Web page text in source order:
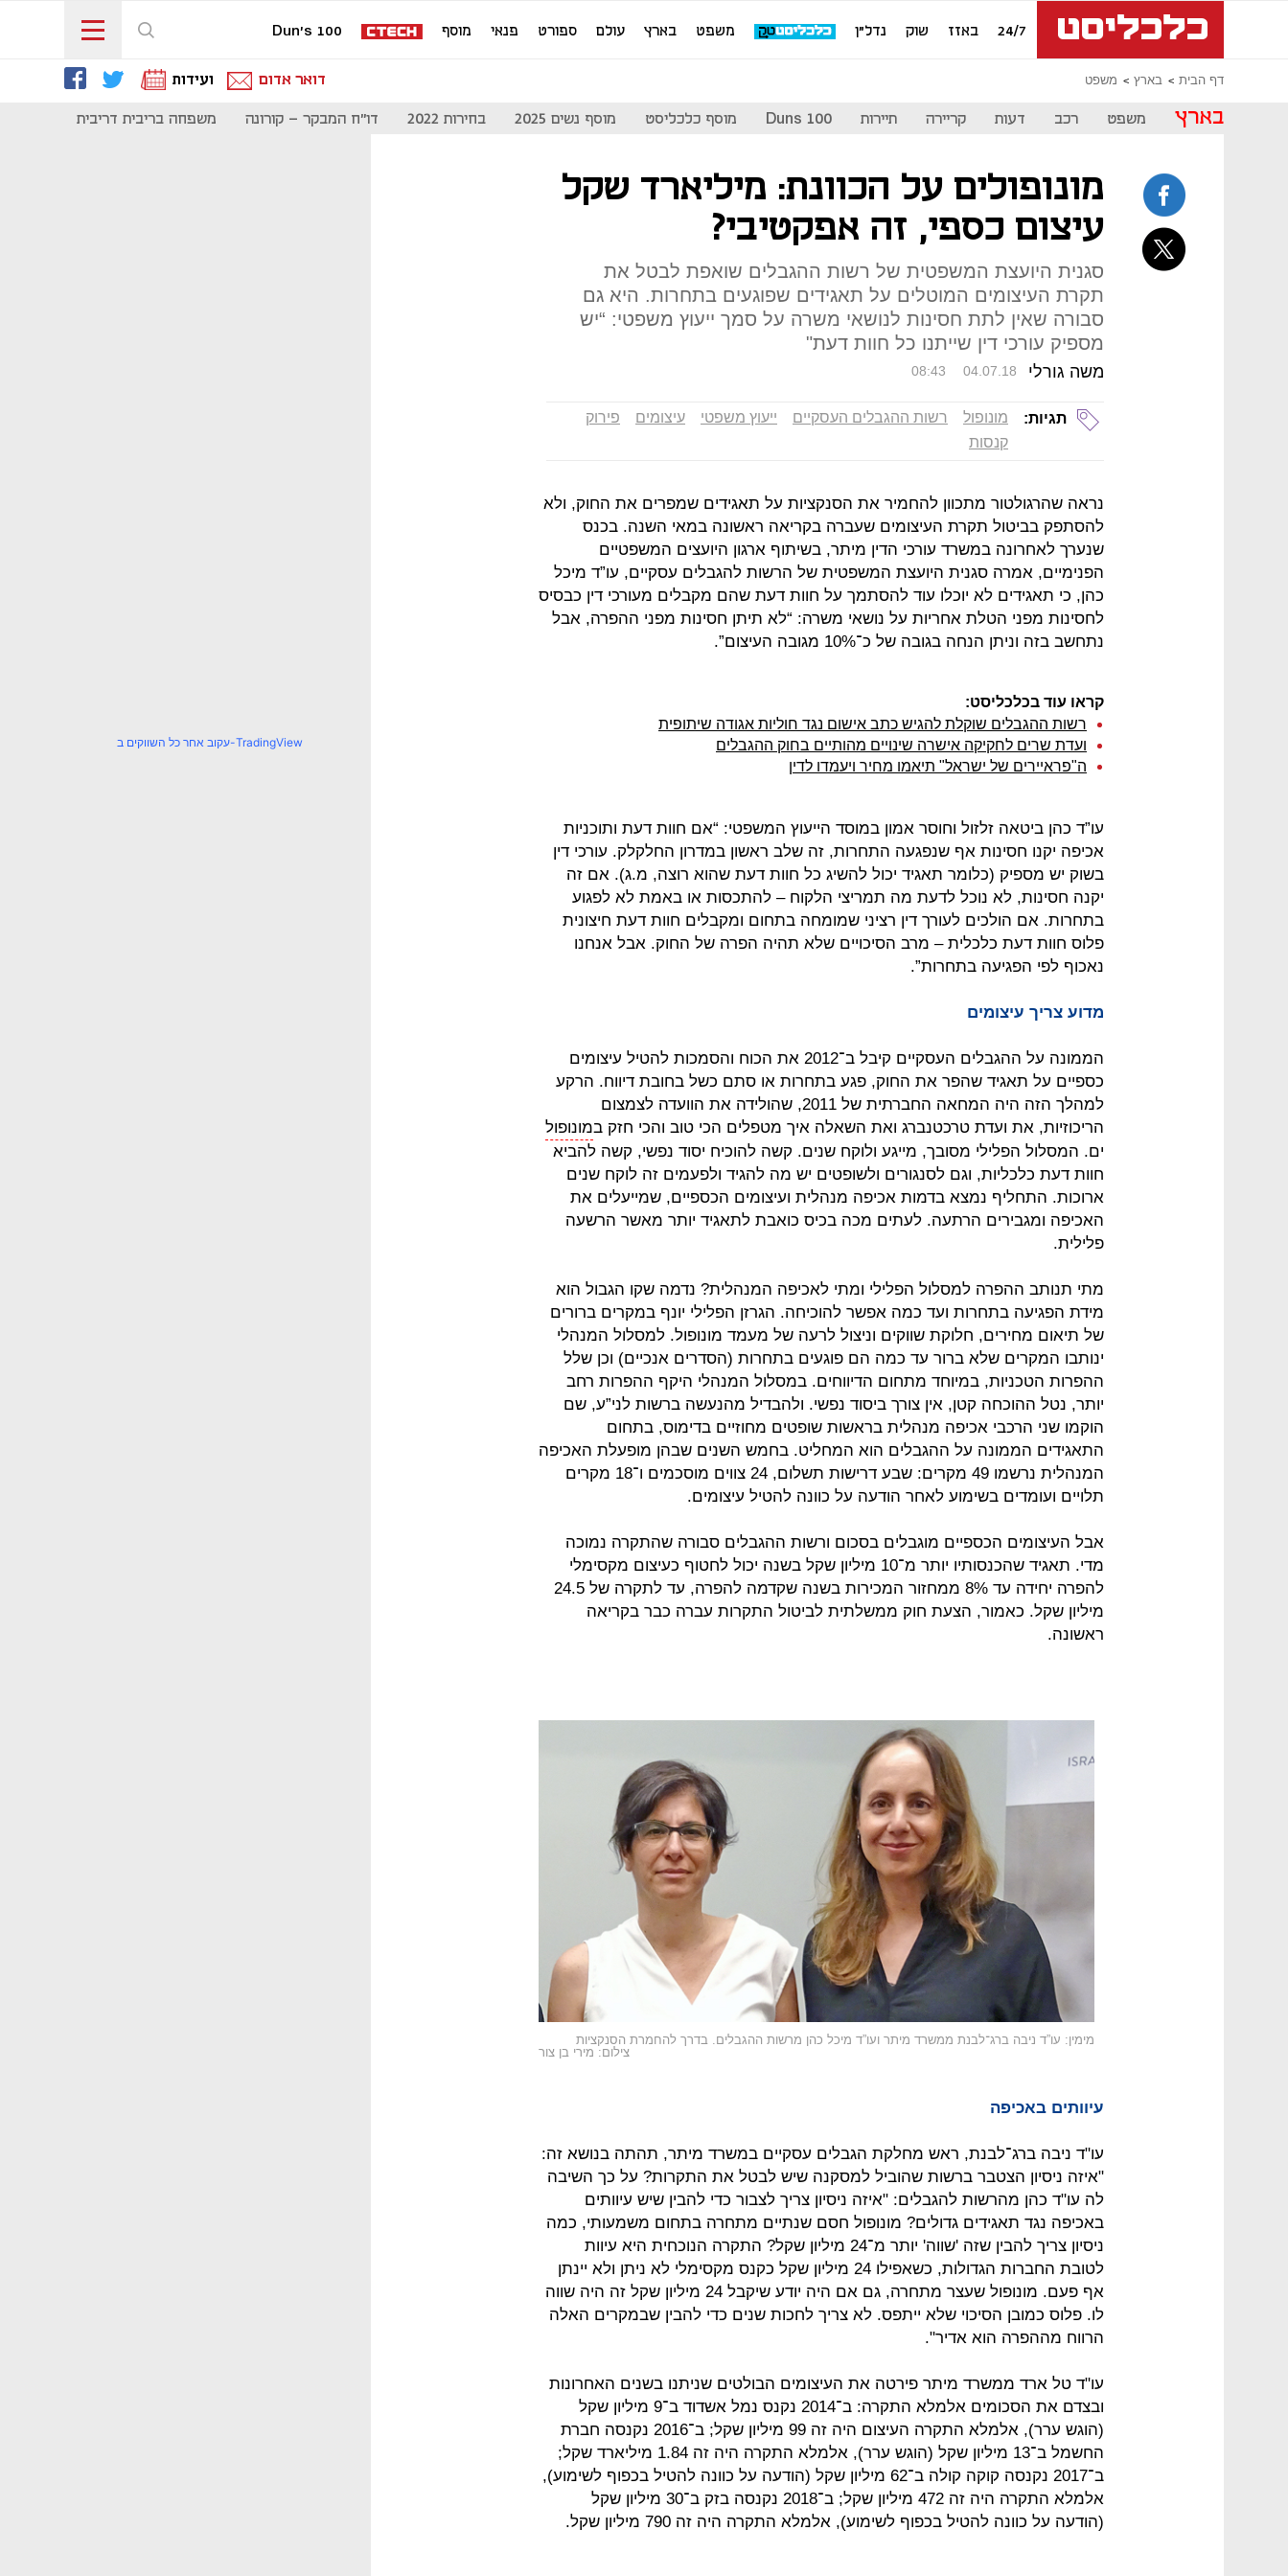
24/7 באזז שוק נדל"ן משפט בארץ עולם ספורט פנאי מוסף Dun's 100
דף הבית בארץ משפט דואר אדום ועידות
בארץ משפט רכב דעות קריירה תיירות Duns 100 מוסף כלכליסט מוסף נשים 2025 בחירות 2022 דו"ח המבקר - קורונה משפחה בריבית דריבית
מונופולים על הכוונת: מיליארד שקל
עיצום כספי, זה אפקטיבי?
סגנית היועצת המשפטית של רשות ההגבלים שואפת לבטל את
תקרת העיצומים המוטלים על תאגידים שפוגעים בתחרות. היא גם
סבורה שאין לתת חסינות לנושאי משרה על סמך ייעוץ משפטי: “יש
מספיק עורכי דין שייתנו כל חוות דעת"
משה גורלי 08:43 04.07.18
תגיות: מונופול רשות ההגבלים העסקיים ייעוץ משפטי עיצומים
פירוק
קנסות
נראה שהרגולטור מתכוון להחמיר את הסנקציות על תאגידים שמפרים את החוק, ולא
להסתפק בביטול תקרת העיצומים שעברה בקריאה ראשונה במאי השנה. בכנס
שנערך לאחרונה במשרד עורכי הדין מיתר, בשיתוף ארגון היועצים המשפטיים
הפנימיים, אמרה סגנית היועצת המשפטית של הרשות להגבלים עסקיים, עו”ד מיכל
כהן, כי תאגידים לא יוכלו עוד להסתמך על חוות דעת שהם מקבלים מעורכי דין כבסיס
לחסינות מפני הטלת אחריות על נושאי משרה: “לא תיתן חסינות מפני ההפרה, אבל
נתחשב בזה וניתן הנחה בגובה של כ־10% מגובה העיצום”.
קראו עוד בכלכליסט:
רשות ההגבלים שוקלת להגיש כתב אישום נגד חוליות אגודה שיתופית
ועדת שרים לחקיקה אישרה שינויים מהותיים בחוק ההגבלים
ה"פראיירים של ישראל" תיאמו מחיר ויעמדו לדין
עו”ד כהן ביטאה זלזול וחוסר אמון במוסד הייעוץ המשפטי: “אם חוות דעת ותוכניות
אכיפה יקנו חסינות אף שנפגעה התחרות, זה שלב ראשון במדרון החלקלק. עורכי דין
בשוק יש מספיק (כלומר תאגיד יכול להשיג כל חוות דעת שהוא רוצה, מ.ג). אם זה
יקנה חסינות, לא נוכל לדעת מה תמריצי הלקוח – להתכסות או באמת לא לפגוע
בתחרות. אם הולכים לעורך דין רציני שמומחה בתחום ומקבלים חוות דעת חיצונית
פלוס חוות דעת כלכלית – מרב הסיכויים שלא תהיה הפרה של החוק. אבל אנחנו
נאכוף לפי הפגיעה בתחרות”.
מדוע צריך עיצומים
הממונה על ההגבלים העסקיים קיבל ב־2012 את הכוח והסמכות להטיל עיצומים
כספיים על תאגיד שהפר את החוק, פגע בתחרות או סתם כשל בחובת דיווח. הרקע
למהלך הזה היה המחאה החברתית של 2011, שהולידה את הוועדה לצמצום
הריכוזיות, את ועדת טרכטנברג ואת השאלה איך מטפלים הכי טוב והכי חזק במונופול
ים. המסלול הפלילי מסובך, מייגע ולוקח שנים. קשה להוכיח יסוד נפשי, קשה להביא
חוות דעת כלכליות, וגם לסנגורים ולשופטים יש מה להגיד ולפעמים זה לוקח שנים
ארוכות. התחליף נמצא בדמות אכיפה מנהלית ועיצומים הכספיים, שמייעלים את
האכיפה ומגבירים הרתעה. לעתים מכה בכיס כואבת לתאגיד יותר מאשר הרשעה
פלילית.
מתי תנותב ההפרה למסלול הפלילי ומתי לאכיפה המנהלית? נדמה שקו הגבול הוא
מידת הפגיעה בתחרות ועד כמה אפשר להוכיחה. הגרזן הפלילי יונף במקרים ברורים
של תיאום מחירים, חלוקת שווקים וניצול לרעה של מעמד מונופול. למסלול המנהלי
ינותבו המקרים שלא ברור עד כמה הם פוגעים בתחרות (הסדרים אנכיים) וכן שלל
ההפרות הטכניות, במיוחד מתחום הדיווחים. במסלול המנהלי היקף ההפרות רחב
יותר, נטל ההוכחה קטן, אין צורך ביסוד נפשי. ולהבדיל מהנעשה ברשות לני”ע, שם
הוקמו שני הרכבי אכיפה מנהלית בראשות שופטים מחוזיים בדימוס, בתחום
התאגידים הממונה על ההגבלים הוא המחליט. בחמש השנים שבהן מופעלת האכיפה
המנהלית נרשמו 49 מקרים: שבע דרישות תשלום, 24 צווים מוסכמים ו־18 מקרים
תלויים ועומדים בשימוע לאחר הודעה על כוונה להטיל עיצומים.
אבל העיצומים הכספיים מוגבלים בסכום ורשות ההגבלים סבורה שהתקרה נמוכה
מדי. תאגיד שהכנסותיו יותר מ־10 מיליון שקל בשנה יכול לחטוף כעיצום מקסימלי
להפרה יחידה עד 8% ממחזור המכירות בשנה שקדמה להפרה, עד לתקרה של 24.5
מיליון שקל. כאמור, הצעת חוק ממשלתית לביטול התקרות עברה כבר בקריאה
ראשונה.
מימין: עו”ד ניבה ברג־לבנת ממשרד מיתר ועו”ד מיכל כהן מרשות ההגבלים. בדרך להחמרת הסנקציות
צילום: מירי בן צור
עיוותים באכיפה
עו"ד ניבה ברג־לבנת, ראש מחלקת הגבלים עסקיים במשרד מיתר, תהתה בנושא זה:
"איזה ניסיון הצטבר ברשות שהוביל למסקנה שיש לבטל את התקרות? על כך השיבה
לה עו"ד כהן מהרשות להגבלים: "איזה ניסיון צריך לצבור כדי להבין שיש עיוותים
באכיפה נגד תאגידים גדולים? מונופול חסם שנתיים מתחרה בתחום משמעותי, כמה
ניסיון צריך להבין שזה 'שווה' יותר מ־24 מיליון שקל? התקרה הנוכחית היא עיוות
לטובת החברות הגדולות, כשאפילו 24 מיליון שקל כקנס מקסימלי לא ניתן ולא יינתן
אף פעם. מונופול שעצר מתחרה, גם אם היה יודע שיקבל 24 מיליון שקל זה היה שווה
לו. פלוס כמובן הסיכוי שלא ייתפס. לא צריך לחכות שנים כדי להבין שבמקרים האלה
הרווח מההפרה הוא אדיר".
עו"ד טל ארד ממשרד מיתר פירטה את העיצומים הבולטים שניתנו בשנים האחרונות
ובצדם את הסכומים אלמלא התקרה: ב־2014 נקנס נמל אשדוד ב־9 מיליון שקל
(הוגש ערר), אלמלא התקרה העיצום היה זה 99 מיליון שקל; ב־2016 נקנסה חברת
החשמל ב־13 מיליון שקל (הוגש ערר), אלמלא התקרה היה זה 1.84 מיליארד שקל;
ב־2017 נקנסה קוקה קולה ב־62 מיליון שקל (הודעה על כוונה להטיל בכפוף לשימוע),
אלמלא התקרה היה זה 472 מיליון שקל; ב־2018 נקנסה בזק ב־30 מיליון שקל
(הודעה על כוונה להטיל בכפוף לשימוע), אלמלא התקרה היה זה 790 מיליון שקל.
עקוב אחר כל השווקים ב-TradingView